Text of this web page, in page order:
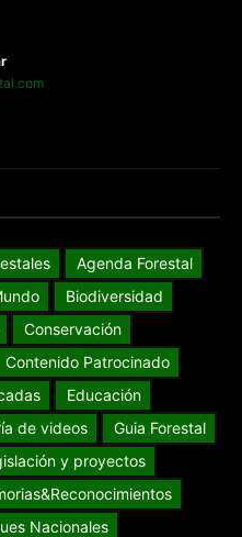
Agenda Forestal
Biodiversidad
Conservación
Contenido Patrocinado
Educación
de videos
Guia Forestal
y proyectos
Nacionales